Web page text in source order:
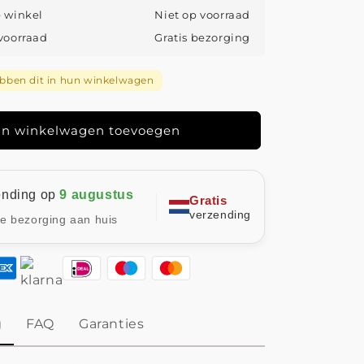
winkel
Niet op voorraad
Gratis bezorging
dit in hun winkelwagen
winkelwagen toevoegen
op9 augustus
bezorging aan huis
Gratis
verzending
FAQ Garanties